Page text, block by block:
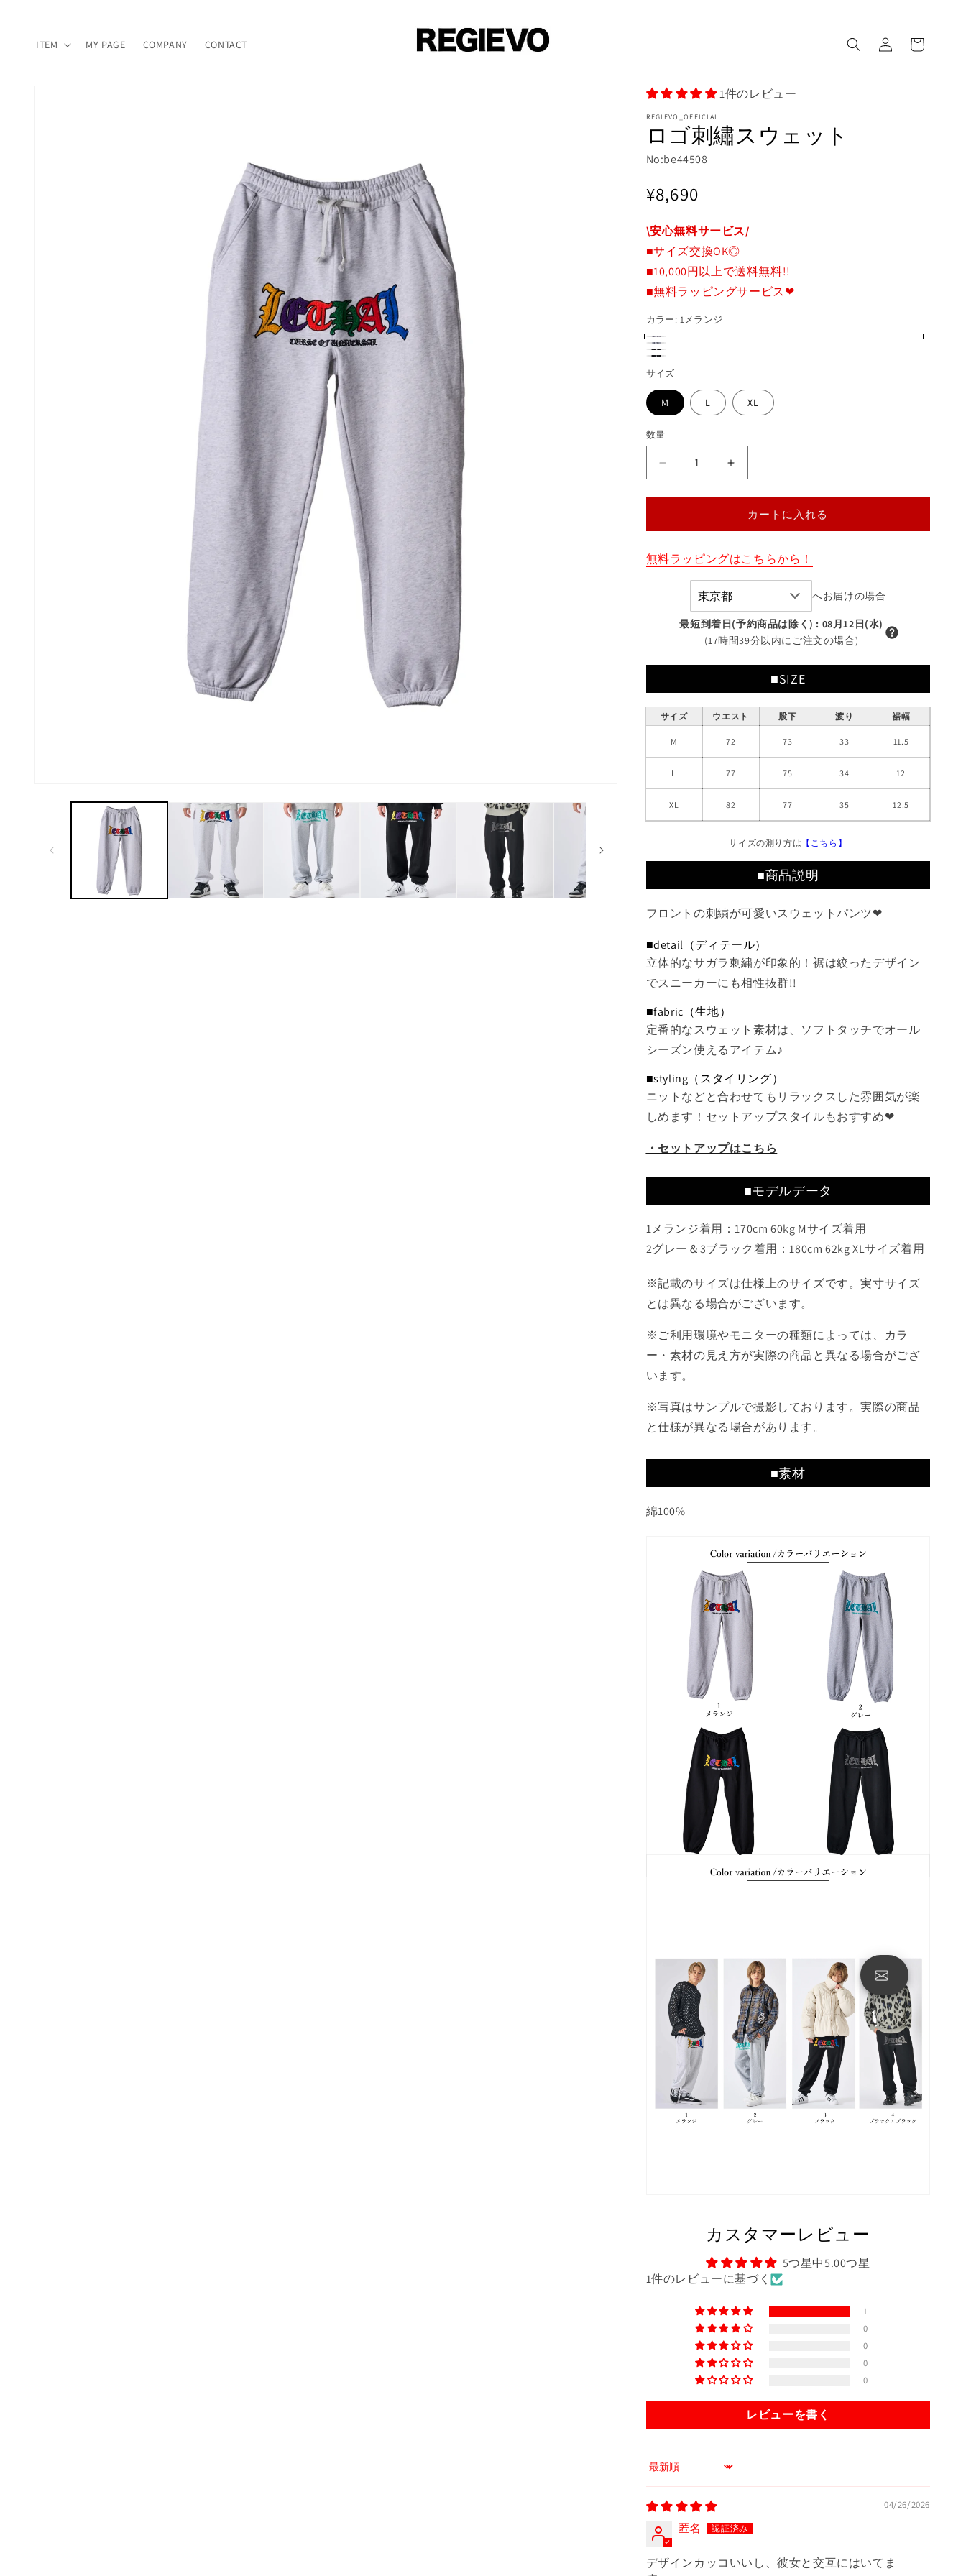
ITEM MY PAGE COMPANY CONTACT
イ
ー
1件のレビュー
REGIEVO_OFFICIAL
ロゴ刺繡スウェット
No:be44508
通
常
価
格
¥8,690
\安心無料サービス/
■サイズ交換OK◎
■10,000円以上で送料無料!!
■無料ラッピングサービス❤
カラー: 1メランジ
1
メ
ラ
ン
ジ
2
グ
レ
ー
3
ブ
ラ
ッ
ク
ラ
ク
サイズ
M L XL
数量
ウ
減
ら
す
ロ
ウ
ッ
ト
の
数
増
や
す
カートに入れる
無料ラッピングはこちらから！
へお届けの場合
最短到着日(予約商品は除く) : 08月12日(水)
(17時間39分以内にご注文の場合)
■SIZE
サイズ ウエスト 股下 渡り 裾幅
M 72 73 33 11.5
L 77 75 34 12
XL 82 77 35 12.5
サイズの測り方は 【こちら】
■商品説明
フロントの刺繍が可愛いスウェットパンツ❤
■detail（ディテール）
立体的なサガラ刺繍が印象的！裾は絞ったデザイン
でスニーカーにも相性抜群!!
■fabric（生地）
定番的なスウェット素材は、ソフトタッチでオール
シーズン使えるアイテム♪
■styling（スタイリング）
ニットなどと合わせてもリラックスした雰囲気が楽
しめます！セットアップスタイルもおすすめ❤
・セットアップはこちら
■モデルデータ
1メランジ着用：170cm 60kg Mサイズ着用
2グレー＆3ブラック着用：180cm 62kg XLサイズ着用
※記載のサイズは仕様上のサイズです。実寸サイズ
とは異なる場合がございます。
※ご利用環境やモニターの種類によっては、カラ
ー・素材の見え方が実際の商品と異なる場合がござ
います。
※写真はサンプルで撮影しております。実際の商品
と仕様が異なる場合があります。
■素材
綿100%
カスタマーレビュー
5つ星中5.00つ星
1件のレビューに基づく
1
0
0
0
0
レビューを書く
Sort by
04/26/2026
匿名
デザインカッコいいし、彼女と交互にはいてま